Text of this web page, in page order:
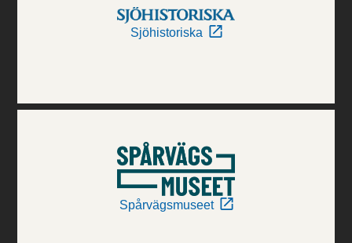
Sjöhistoriska
Spårvägsmuseet